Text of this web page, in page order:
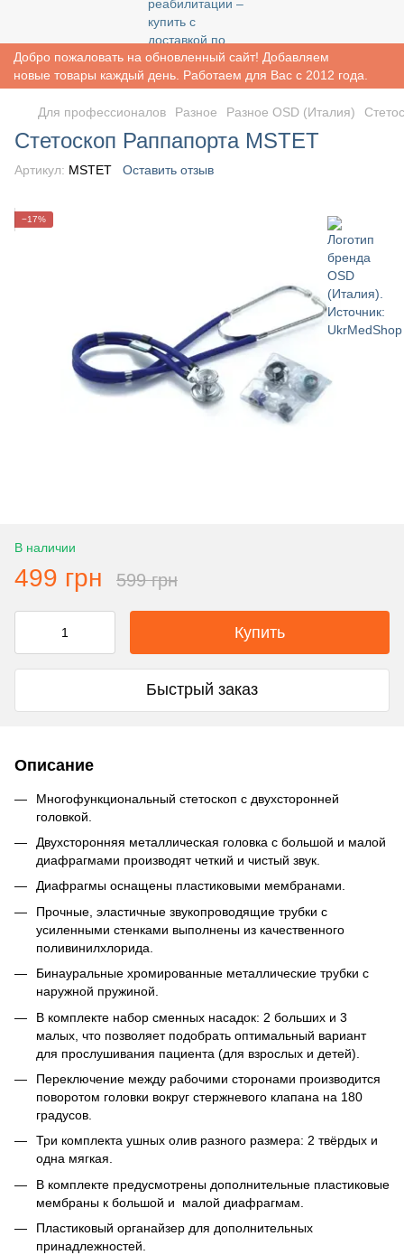
Добро пожаловать на обновленный сайт! Добавляем
новые товары каждый день. Работаем для Вас с 2012 года.
Для профессионалов Разное Разное OSD (Италия)
Стетоскоп Раппапорта MSTET
Артикул: MSTET Оставить отзыв
−17%
В наличии
499 грн 599 грн
Купить
Быстрый заказ
Описание
Многофункциональный стетоскоп с двухсторонней
головкой.
Двухсторонняя металлическая головка с большой и малой
диафрагмами производят четкий и чистый звук.
Диафрагмы оснащены пластиковыми мембранами.
Прочные, эластичные звукопроводящие трубки с
усиленными стенками выполнены из качественного
поливинилхлорида.
Бинауральные хромированные металлические трубки с
наружной пружиной.
В комплекте набор сменных насадок: 2 больших и 3
малых, что позволяет подобрать оптимальный вариант
для прослушивания пациента (для взрослых и детей).
Переключение между рабочими сторонами производится
поворотом головки вокруг стержневого клапана на 180
градусов.
Три комплекта ушных олив разного размера: 2 твёрдых и
одна мягкая.
В комплекте предусмотрены дополнительные пластиковые
мембраны к большой и малой диафрагмам.
Пластиковый органайзер для дополнительных
принадлежностей.